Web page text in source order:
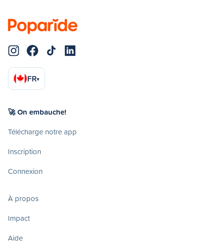
FR▾
🚀 On embauche!
Télécharge notre app
Inscription
Connexion
À propos
Impact
Aide